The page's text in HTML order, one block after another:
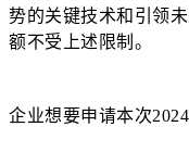
势的关键技术和引领
额不受上述限制。
企业想要申请本次